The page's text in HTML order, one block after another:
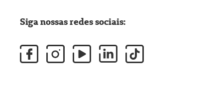
Siga nossas redes sociais: